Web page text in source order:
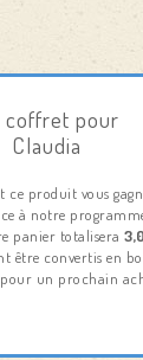
coffret pour
Claudia
ce produit vous
à notre
panier totalisera
être convertis en
un prochain